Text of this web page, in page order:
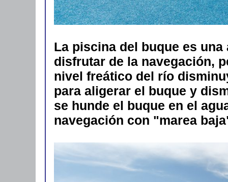
La piscina del buque es
disfrutar de la navegación,
nivel freático del río
para aligerar el buque y
se hunde el buque en el
navegación con "marea